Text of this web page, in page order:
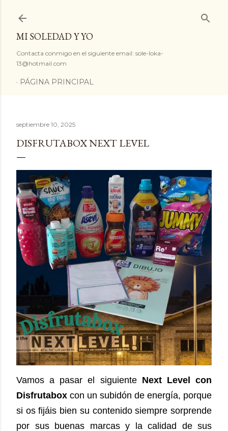
MI SOLEDAD Y YO
Contacta conmigo en el siguiente email: sole-loka-
13@hotmail.com
PÁGINA PRINCIPAL
septiembre 10, 2025
DISFRUTABOX NEXT LEVEL
Vamos a pasar el siguiente Next Level con
Disfrutabox con un subidón de energía, porque
si os fijáis bien su contenido siempre sorprende
por sus buenas marcas y la calidad de sus